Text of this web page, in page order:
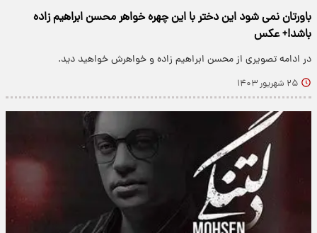
باورتان نمی شود این دختر با این چهره خواهر محسن ابراهیم زاده
باشد!+ عکس
در ادامه تصویری از محسن ابراهیم زاده و خواهرش خواهید دید.
۲۵ شهریور ۱۴۰۳